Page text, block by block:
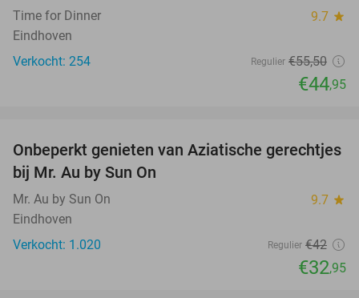
Time for Dinner 9.7 star
Eindhoven
Verkocht: 254
Regulier €55,50
€44,95
22%
Onbeperkt genieten van Aziatische gerechtjes
bij Mr. Au by Sun On
Mr. Au by Sun On 9.7 star
Eindhoven
Verkocht: 1.020
Regulier €42
€32,95